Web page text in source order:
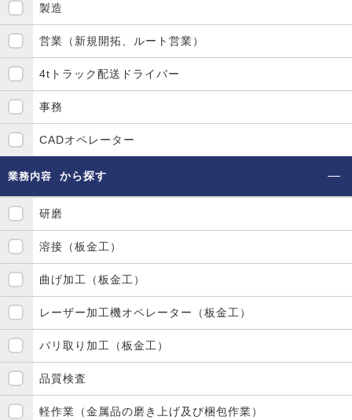
製造
営業（新規開拓、ルート営業）
4tトラック配送ドライバー
事務
CADオペレーター
業務内容 から探す
研磨
溶接（板金工）
曲げ加工（板金工）
レーザー加工機オペレーター（板金工）
バリ取り加工（板金工）
品質検査
軽作業（金属品の磨き上げ及び梱包作業）